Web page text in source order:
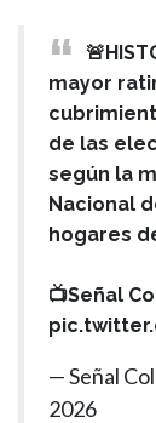
mayor
de las
según la
Nacional
hogares
📺Señal
— Señal
2026